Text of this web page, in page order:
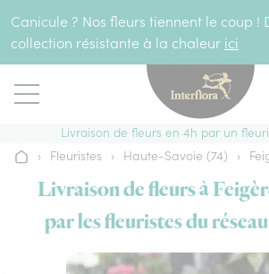
Canicule ? Nos fleurs tiennent le coup !
collection résistante à la chaleur ici
Livraison de fleurs en 4h par un
Accueil
› Fleuristes › Haute-Savoie (74) ›
Livraison de fleurs à
par les fleuristes du